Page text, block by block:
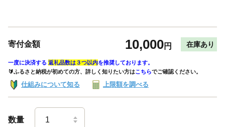
寄付金額 10,000円 在庫あり
一度に決済する 返礼品数は３つ以内を推奨しております。
🔰ふるさと納税が初めての方、詳しく知りたい方はこちらでご確認ください。
仕組みについて知る 上限額を調べる
数量